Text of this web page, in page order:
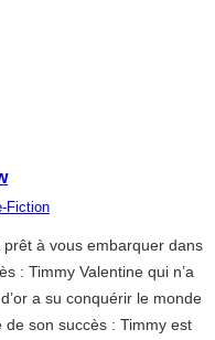
Fiction
à vous embarquer dans
: Timmy Valentine qui n’a
a su conquérir le monde
son succès : Timmy est